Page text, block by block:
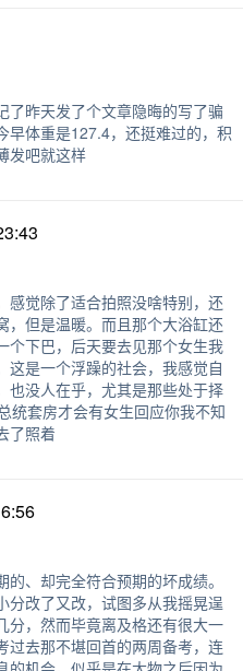
了昨天发了个文章隐晦的写了骗
早体重是127.4，还挺难过的，积
发吧就这样
感觉除了适合拍照没啥特别，还
，但是温暖。而且那个大浴缸还
个下巴，后天要去见那个女生我
这是一个浮躁的社会，我感觉自
也没人在乎，尤其是那些处于择
统套房才会有女生回应你我不知
了照着
、却完全符合预期的坏成绩。
分改了又改，试图多从我摇晃逞
分，然而毕竟离及格还有很大一
过去那不堪回首的两周备考，连